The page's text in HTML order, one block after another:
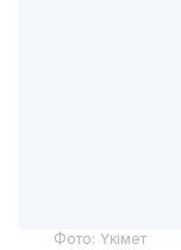
Фото: Үкімет